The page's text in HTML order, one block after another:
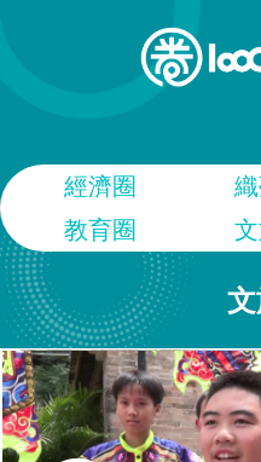
經濟圈
教育圈